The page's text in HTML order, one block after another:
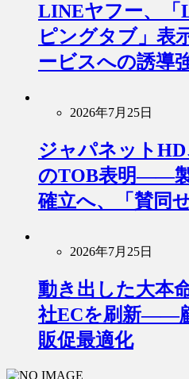
LINEヤフー、「
ピングタブ」
ービスへの誘導
2026年7月25日
ジャパネット
のTOB表明――
確立へ、「賛同
2026年7月25日
動き出した大本
社ECを刷新――
販促最適化